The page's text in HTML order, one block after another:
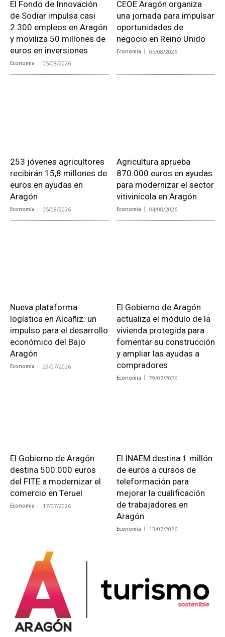
El Fondo de Innovación
de Sodiar impulsa casi
2.300 empleos en Aragón
y moviliza 50 millones de
euros en inversiones
Economía 05/08/2026
CEOE Aragón organiza
una jornada para impulsar
oportunidades de
negocio en Reino Unido
Economía 05/08/2026
253 jóvenes agricultores
recibirán 15,8 millones de
euros en ayudas en
Aragón
Economía 05/08/2026
Agricultura aprueba
870.000 euros en ayudas
para modernizar el sector
vitivinícola en Aragón
Economía 04/08/2026
Nueva plataforma
logística en Alcañiz: un
impulso para el desarrollo
económico del Bajo
Aragón
Economía 29/07/2026
El Gobierno de Aragón
actualiza el módulo de la
vivienda protegida para
fomentar su construcción
y ampliar las ayudas a
compradores
Economía 29/07/2026
El Gobierno de Aragón
destina 500.000 euros
del FITE a modernizar el
comercio en Teruel
Economía 17/07/2026
El INAEM destina 1 millón
de euros a cursos de
teleformación para
mejorar la cualificación
de trabajadores en
Aragón
Economía 13/07/2026